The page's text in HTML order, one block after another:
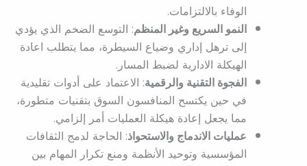
الوفاء بالالتزامات.
النمو السريع وغير المنظم: التوسع الضخم الذي يؤدي
إلى ترهل إداري وضياع السيطرة، مما يتطلب اعادة
الهيكلة الادارية لضبط المسار.
الفجوة التقنية والرقمية: الاعتماد على أدوات تقليدية
في حين يكتسح المنافسون السوق بتقنيات متطورة،
مما يجعل إعادة هيكلة العمليات أمر إلزامي.
عمليات الاندماج والاستحواذ: الحاجة لدمج الثقافات
المؤسسية وتوحيد الأنظمة ومنع تكرار المهام بين